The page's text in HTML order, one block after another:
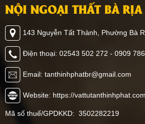
NỘI NGOẠI THẤT BÀ RỊA
143 Nguyễn Tất Thành, Phường Bà
Điện thoại: 02543 502 272 - 0909
Email: tanthinhphatbr@gmail.com
Website: https://vattutanthinhphat.com
Mã số thuế/GPDKKD: 3502282219